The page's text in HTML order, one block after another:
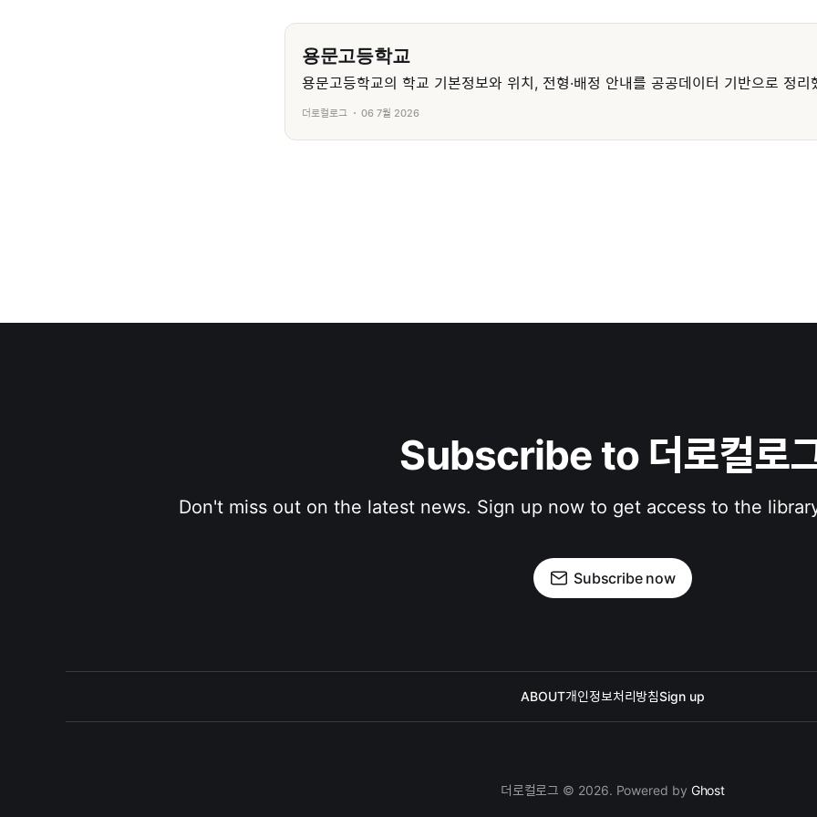
용문고등학교
용문고등학교의 학교 기본정보와 위치, 전형·배정 안내를 공공데이터 기반으로 정리
더로컬로그 06 7월 2026
Subscribe to 더로컬로
Don't miss out on the latest news. Sign up now to get access to the
Subscribe now
ABOUT개인정보처리방침Sign up
더로컬로그 © 2026. Powered by Ghost